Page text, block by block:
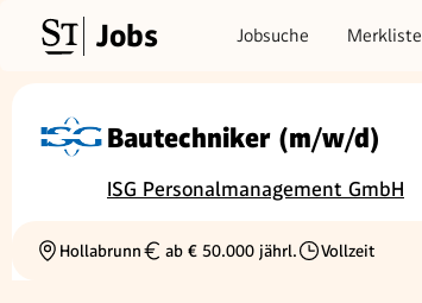
Jobs Jobsuche Merkliste
Bautechniker (m/w/d)
ISG Personalmanagement GmbH
Ortschaft
Hollabrunn
Gehalt
ab € 50.000 jährl.
Beschäftigungsart
Vollzeit